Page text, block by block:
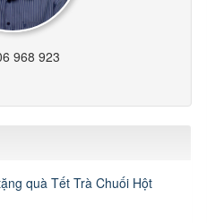
968 923
quà Tết Trà Chuối Hột